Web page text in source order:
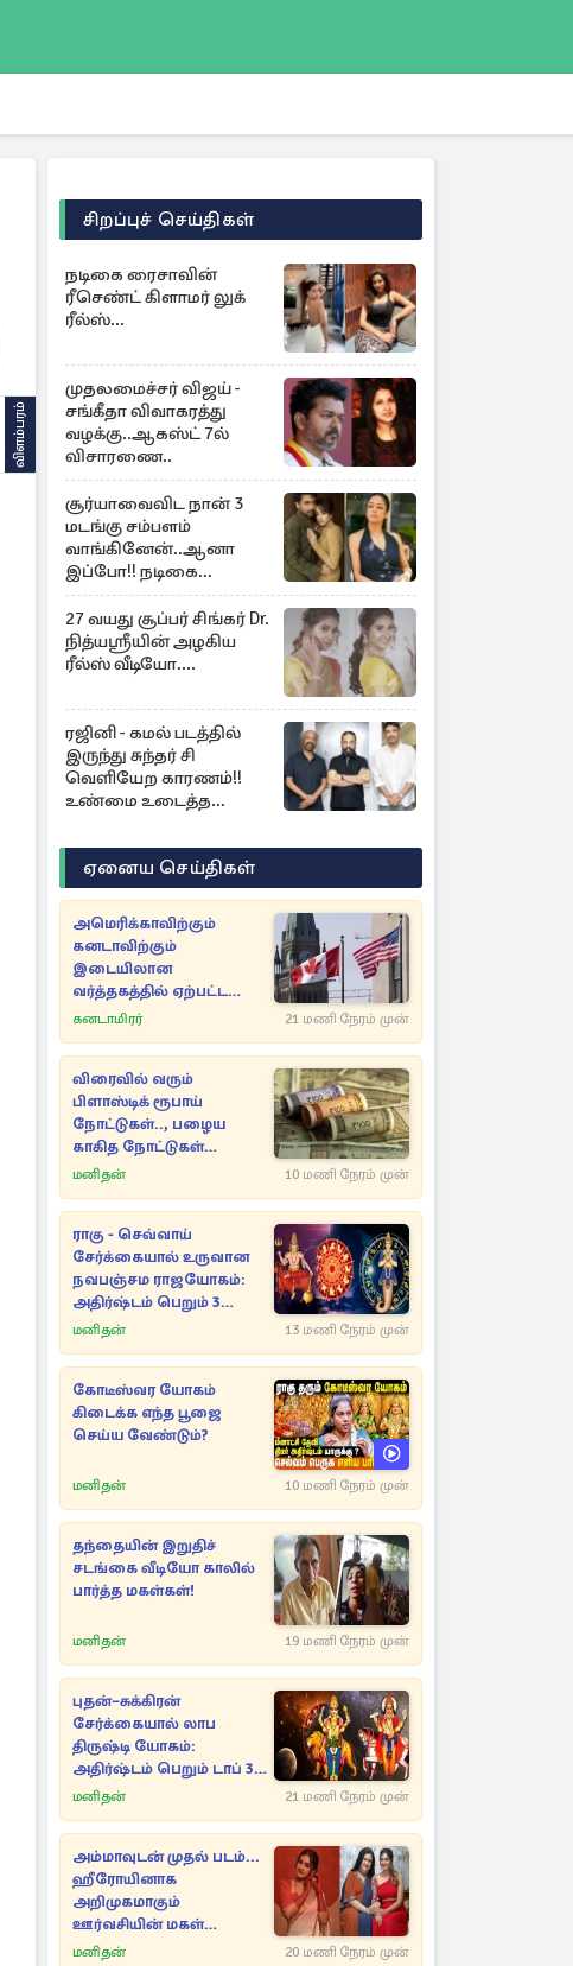
விளம்பரம்
சிறப்புச் செய்திகள்
நடிகை ரைசாவின்
ரீசெண்ட் கிளாமர் லுக்
ரீல்ஸ்...
முதலமைச்சர் விஜய் -
சங்கீதா விவாகரத்து
வழக்கு..ஆகஸ்ட் 7ல்
விசாரணை..
சூர்யாவைவிட நான் 3
மடங்கு சம்பளம்
வாங்கினேன்..ஆனா
இப்போ!! நடிகை
ஜோதிகா ஓபன் டாக்...
27 வயது சூப்பர் சிங்கர் Dr.
நித்யஸ்ரீயின் அழகிய
ரீல்ஸ் வீடியோ....
ரஜினி - கமல் படத்தில்
இருந்து சுந்தர் சி
வெளியேற காரணம்!!
உண்மை உடைத்த
ஏனைய செய்திகள்
அமெரிக்காவிற்கும்
கனடாவிற்கும்
இடையிலான
வர்த்தகத்தில் ஏற்பட்ட
மாற்றம்
கனடாமிரர் 21 மணி நேரம் முன்
விரைவில் வரும்
பிளாஸ்டிக் ரூபாய்
நோட்டுகள்.., பழைய
காகித நோட்டுகள்
செல்லுமா?
மனிதன் 10 மணி நேரம் முன்
ராகு - செவ்வாய்
சேர்க்கையால் உருவான
நவபஞ்சம ராஜயோகம்:
அதிர்ஷ்டம் பெறும் 3
ராசிகள்!
மனிதன் 13 மணி நேரம் முன்
கோடீஸ்வர யோகம்
கிடைக்க எந்த பூஜை
செய்ய வேண்டும்?
மனிதன் 10 மணி நேரம் முன்
தந்தையின் இறுதிச்
சடங்கை வீடியோ காலில்
பார்த்த மகள்கள்!
மனிதன் 19 மணி நேரம் முன்
புதன்–சுக்கிரன்
சேர்க்கையால் லாப
திருஷ்டி யோகம்:
அதிர்ஷ்டம் பெறும் டாப் 3
ராசிகள்!
மனிதன் 21 மணி நேரம் முன்
அம்மாவுடன் முதல் படம்...
ஹீரோயினாக
அறிமுகமாகும்
ஊர்வசியின் மகள்
தேஜலட்சுமி!
மனிதன் 20 மணி நேரம் முன்